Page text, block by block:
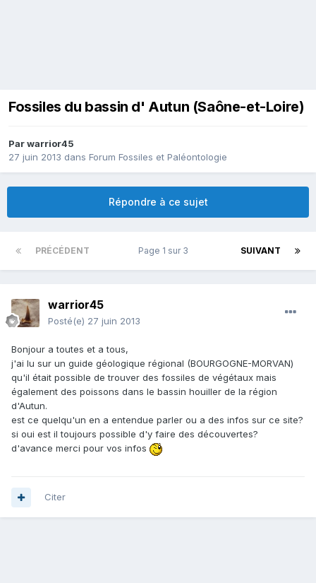
Fossiles du bassin d' Autun (Saône-et-Loire)
Parwarrior45
27 juin 2013 dans Forum Fossiles et Paléontologie
Répondre à ce sujet
PRÉCÉDENT SUIVANT
Page 1 sur 3
warrior45
Posté(e) 27 juin 2013
Bonjour a toutes et a tous,
j'ai lu sur un guide géologique régional (BOURGOGNE-MORVAN)
qu'il était possible de trouver des fossiles de végétaux mais
également des poissons dans le bassin houiller de la région
d'Autun.
est ce quelqu'un en a entendue parler ou a des infos sur ce site?
si oui est il toujours possible d'y faire des découvertes?
d'avance merci pour vos infos
Citer